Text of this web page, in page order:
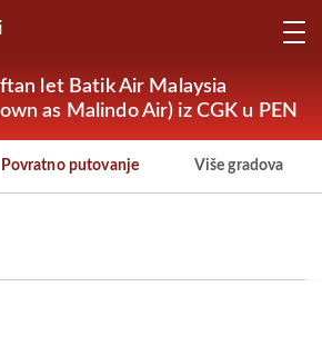
let Batik Air Malaysia
as Malindo Air) iz CGK u PEN
Povratno putovanje Više gradova